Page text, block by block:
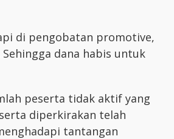
di pengobatan promotive,
dana habis untuk
peserta tidak aktif yang
diperkirakan telah
tantangan